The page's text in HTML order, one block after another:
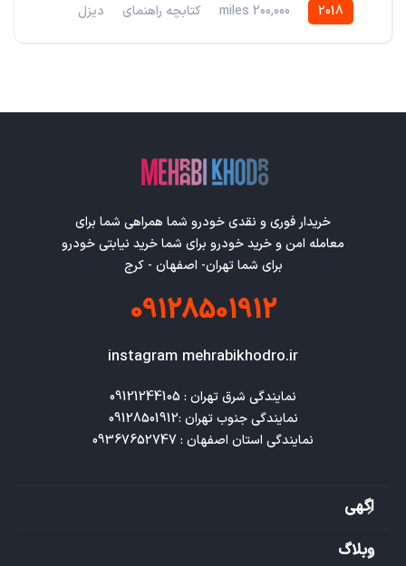
2018
200,000 miles کتابچه راهنمای
دیزل
خریدار فوری و نقدی خودرو شما همراهی شما برای
معامله امن و خرید خودرو برای شما خرید نیابتی خودرو
برای شما تهران- اصفهان - کرج
09128501912
instagram mehrabikhodro.ir
نمایندگی استان اصفهان : 09367652747
اگهی
وبلاگ